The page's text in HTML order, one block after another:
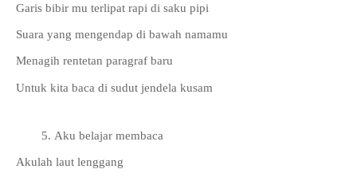
Garis bibir mu terlipat rapi di saku pipi
Suara yang mengendap di bawah namamu
Menagih rentetan paragraf baru
Untuk kita baca di sudut jendela kusam
Aku belajar membaca
Akulah laut lenggang